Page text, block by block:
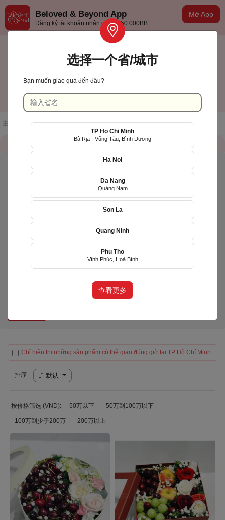
Mở App
Beloved & Beyond App
Đăng ký tài khoản nhận ưu đãi 50.000BB
TP Hồ Chí Minh
主页 店铺一览 / HAPPY FRUITS
QR Code
HAPPY FRUITS
phường Phú Nhuận, TP Hồ Chí
Chỉ hiển thị những sản phẩm có thể giao đúng giờ tại TP Hồ Chí Minh
排序 默认
按价格筛选 (VND): 50万以下 50万到100万以下
100万到少于200万 200万以上
选择一个省/城市
Bạn muốn giao quà đến đâu?
TP Ho Chi Minh
Bà Rịa - Vũng Tàu, Bình Dương
Ha Noi
Da Nang
Quảng Nam
Son La
Quang Ninh
Phu Tho
Vĩnh Phúc, Hoà Bình
查看更多